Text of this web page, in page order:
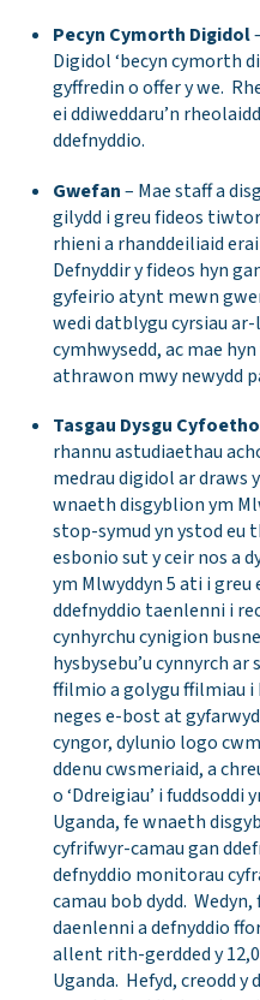
Pecyn Cymorth Digidol
Digidol ‘becyn cymorth
gyffredin o offer y we.
ei ddiweddaru’n
ddefnyddio.
Gwefan– Mae staff a
gilydd i greu fideos
rhieni a rhanddeiliaid
Defnyddir y fideos hyn
gyfeirio atynt mewn
wedi datblygu cyrsiau
cymhwysedd, ac mae
athrawon mwy newydd
Tasgau Dysgu
rhannu astudiaethau
medrau digidol ar draws
wnaeth disgyblion ym
stop-symud yn ystod eu
esbonio sut y ceir nos a
ym Mlwyddyn 5 ati i greu
ddefnyddio taenlenni i
cynhyrchu cynigion
hysbysebu’u cynnyrch
ffilmio a golygu ffilmiau i
neges e-bost at
cyngor, dylunio logo
ddenu cwsmeriaid, a
o ‘Ddreigiau’ i
Uganda, fe wnaeth
cyfrifwyr-camau gan
defnyddio monitorau
camau bob dydd.
daenlenni a defnyddio
allent rith-gerdded y
Uganda. Hefyd, creodd